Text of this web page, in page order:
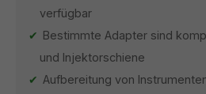
verfügbar
Bestimmte Adapter sind
und Injektorschiene
Aufbereitung von